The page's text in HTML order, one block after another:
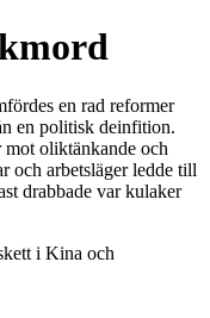
en rad reformer
en politisk deinfition.
mot oliktänkande och
och arbetsläger ledde till
drabbade var kulaker
i Kina och